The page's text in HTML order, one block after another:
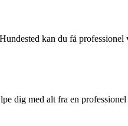
kan du få
dig med alt fra en